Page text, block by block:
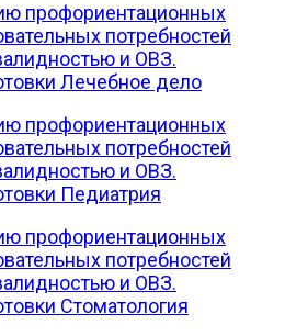
профориентационных
потребностей
и ОВЗ.
Лечебное дело
профориентационных
потребностей
и ОВЗ.
Педиатрия
профориентационных
потребностей
и ОВЗ.
Стоматология